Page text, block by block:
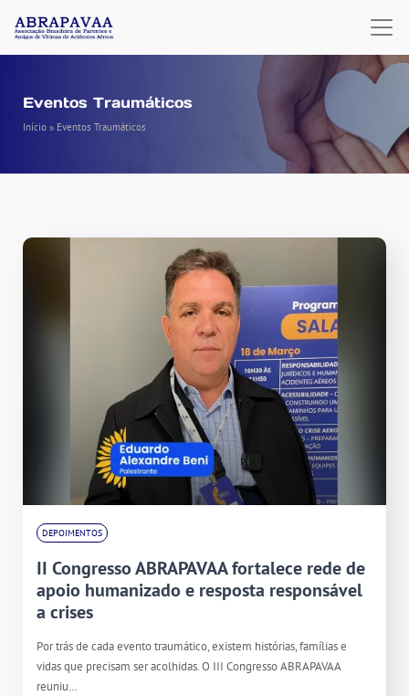
Eventos Traumáticos
Início » Eventos Traumáticos
DEPOIMENTOS
II Congresso ABRAPAVAA fortalece rede de
apoio humanizado e resposta responsável
a crises
Por trás de cada evento traumático, existem histórias, famílias e
vidas que precisam ser acolhidas. O III Congresso ABRAPAVAA
reuniu…